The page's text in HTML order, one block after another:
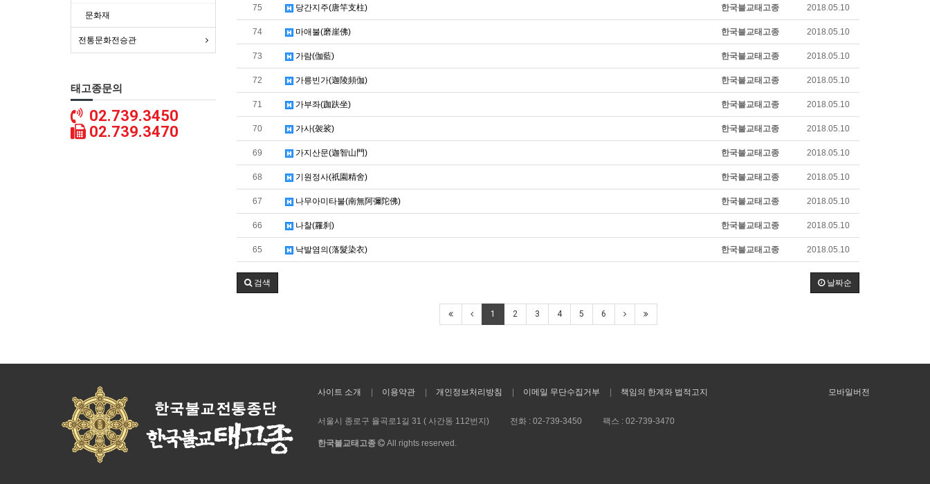
75 당간지주(唐竿支柱) 한국불교태고종 2018.05.10
74 마애불(磨崖佛) 한국불교태고종 2018.05.10
73 가람(伽藍) 한국불교태고종 2018.05.10
72 가릉빈가(迦陵頻伽) 한국불교태고종 2018.05.10
71 가부좌(跏趺坐) 한국불교태고종 2018.05.10
70 가사(袈裟) 한국불교태고종 2018.05.10
69 가지산문(迦智山門) 한국불교태고종 2018.05.10
68 기원정사(祇園精舍) 한국불교태고종 2018.05.10
67 나무아미타불(南無阿彌陀佛) 한국불교태고종 2018.05.10
66 나찰(羅刹) 한국불교태고종 2018.05.10
65 낙발염의(落髮染衣) 한국불교태고종 2018.05.10
날짜순
검색
1 2 3 4 5 6
문화재
전통문화전승관
태고종문의
02.739.3450
02.739.3470
사이트 소개 이용약관 개인정보처리방침 이메일 무단수집거부 책임의 한계와 법적고지 모바일버전
서울시 종로구 율곡로1길 31 ( 사간동 112번지) 전화 :02-739-3450 팩스 :02-739-3470
한국불교태고종 All rights reserved.